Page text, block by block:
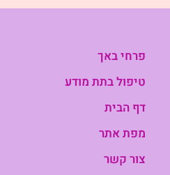
פרחי באך
טיפול בתת מודע
דף הבית
מפת אתר
צור קשר